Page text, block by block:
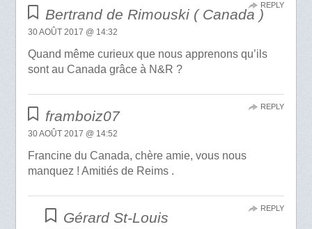
Bertrand de Rimouski ( Canada )
30 AOÛT 2017 @ 14:32
Quand même curieux que nous apprenons qu’ils
sont au Canada grâce à N&R ?
REPLY
framboiz07
30 AOÛT 2017 @ 14:52
Francine du Canada, chère amie, vous nous
manquez ! Amitiés de Reims .
REPLY
Gérard St-Louis
REPLY